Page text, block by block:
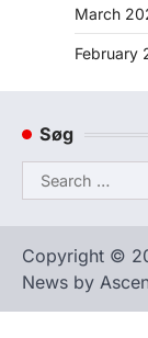
March
February
Søg
Search
for:
Copyright ©
News by